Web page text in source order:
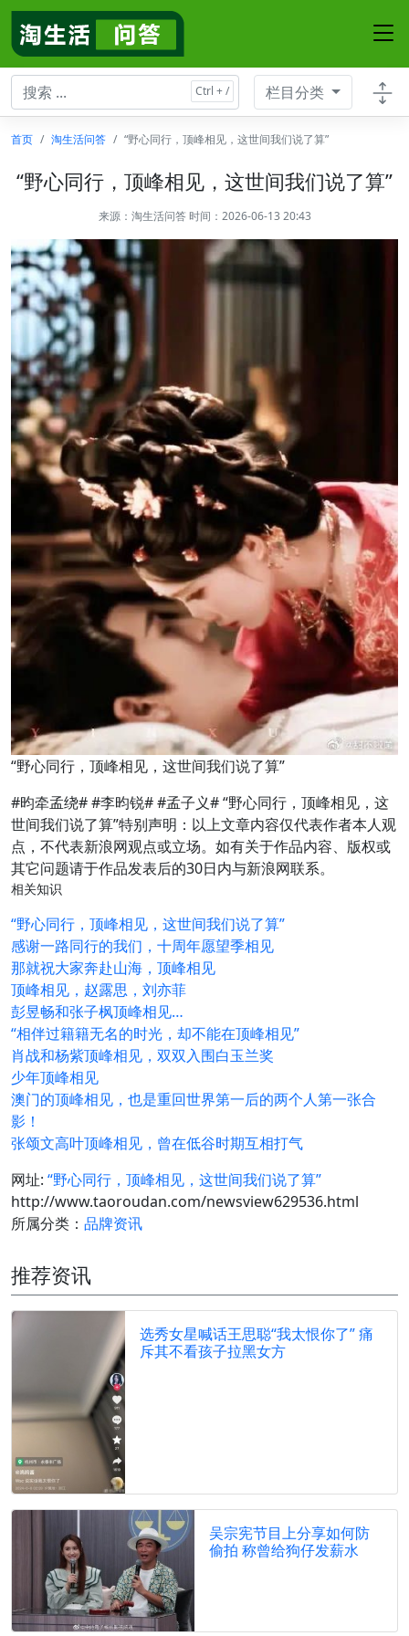
栏目分类
首页 淘生活问答 “野心同行，顶峰相见，这世间我们说了算”
“野心同行，顶峰相见，这世间我们说了算”
来源： 淘生活问答 时间：2026-06-13 20:43
“野心同行，顶峰相见，这世间我们说了算”
#昀牵孟绕# #李昀锐# #孟子义# “野心同行，顶峰相见，这
世间我们说了算”特别声明：以上文章内容仅代表作者本人观
点，不代表新浪网观点或立场。如有关于作品内容、版权或
其它问题请于作品发表后的30日内与新浪网联系。
相关知识
“野心同行，顶峰相见，这世间我们说了算”
感谢一路同行的我们，十周年愿望季相见
那就祝大家奔赴山海，顶峰相见
顶峰相见，赵露思，刘亦菲
彭昱畅和张子枫顶峰相见…
“相伴过籍籍无名的时光，却不能在顶峰相见”
肖战和杨紫顶峰相见，双双入围白玉兰奖
少年顶峰相见
澳门的顶峰相见，也是重回世界第一后的两个人第一张合
影！
张颂文高叶顶峰相见，曾在低谷时期互相打气
网址: “野心同行，顶峰相见，这世间我们说了算”
http://www.taoroudan.com/newsview629536.html
所属分类： 品牌资讯
推荐资讯
选秀女星喊话王思聪“我太恨你了” 痛
斥其不看孩子拉黑女方
吴宗宪节目上分享如何防
偷拍 称曾给狗仔发薪水